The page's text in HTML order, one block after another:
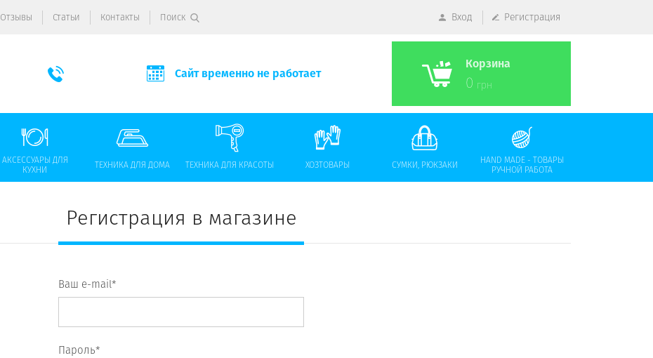
Отзывы Статьи Контакты Поиск Вход Регистрация
Сайт временно не работает
Корзина
0 грн
АКСЕССУАРЫ ДЛЯ
КУХНИ
ТЕХНИКА ДЛЯ ДОМА ТЕХНИКА ДЛЯ КРАСОТЫ ХОЗТОВАРЫ СУМКИ, РЮКЗАКИ
HAND MADE - ТОВАРЫ
РУЧНОЙ РАБОТА
Регистрация в магазине
Ваш e-mail*
Пароль*